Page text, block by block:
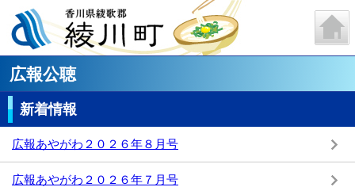
広報公聴
新着情報
広報あやがわ２０２６年８月号
広報あやがわ２０２６年７月号